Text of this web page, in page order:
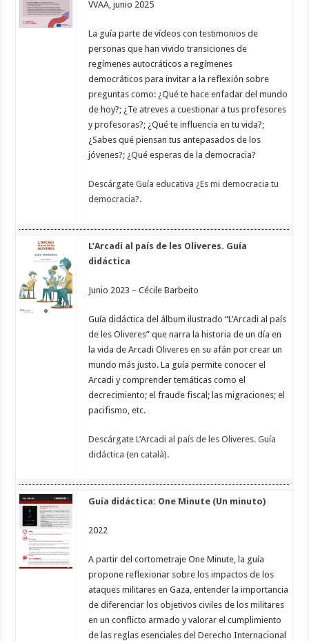
VVAA, junio 2025
La guía parte de vídeos con testimonios de
personas que han vivido transiciones de
regímenes autocráticos a regímenes
democráticos para invitar a la reflexión sobre
preguntas como: ¿Qué te hace enfadar del mundo
de hoy?; ¿Te atreves a cuestionar a tus profesores
y profesoras?; ¿Qué te influencia en tu vida?;
¿Sabes qué piensan tus antepasados de los
jóvenes?; ¿Qué esperas de la democracia?
Descárgate Guía educativa ¿Es mi democracia tu
democracia?.
L’Arcadi al país de les Oliveres. Guía
didáctica
Junio 2023 – Cécile Barbeito
Guía didáctica del álbum ilustrado “L’Arcadi al país
de les Oliveres” que narra la historia de un día en
la vida de Arcadi Oliveres en su afán por crear un
mundo más justo. La guía permite conocer el
Arcadi y comprender temáticas como el
decrecimiento; el fraude fiscal; las migraciones; el
pacifismo, etc.
Descárgate L’Arcadi al país de les Oliveres. Guía
didáctica (en català).
Guía didáctica: One Minute (Un minuto)
2022
A partir del cortometraje One Minute, la guía
propone reflexionar sobre los impactos de los
ataques militares en Gaza, entender la importancia
de diferenciar los objetivos civiles de los militares
en un conflicto armado y valorar el cumplimiento
de las reglas esenciales del Derecho Internacional